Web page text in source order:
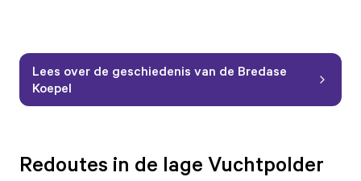
Lees over de geschiedenis van de Bredase
Koepel
Redoutes in de lage Vuchtpolder